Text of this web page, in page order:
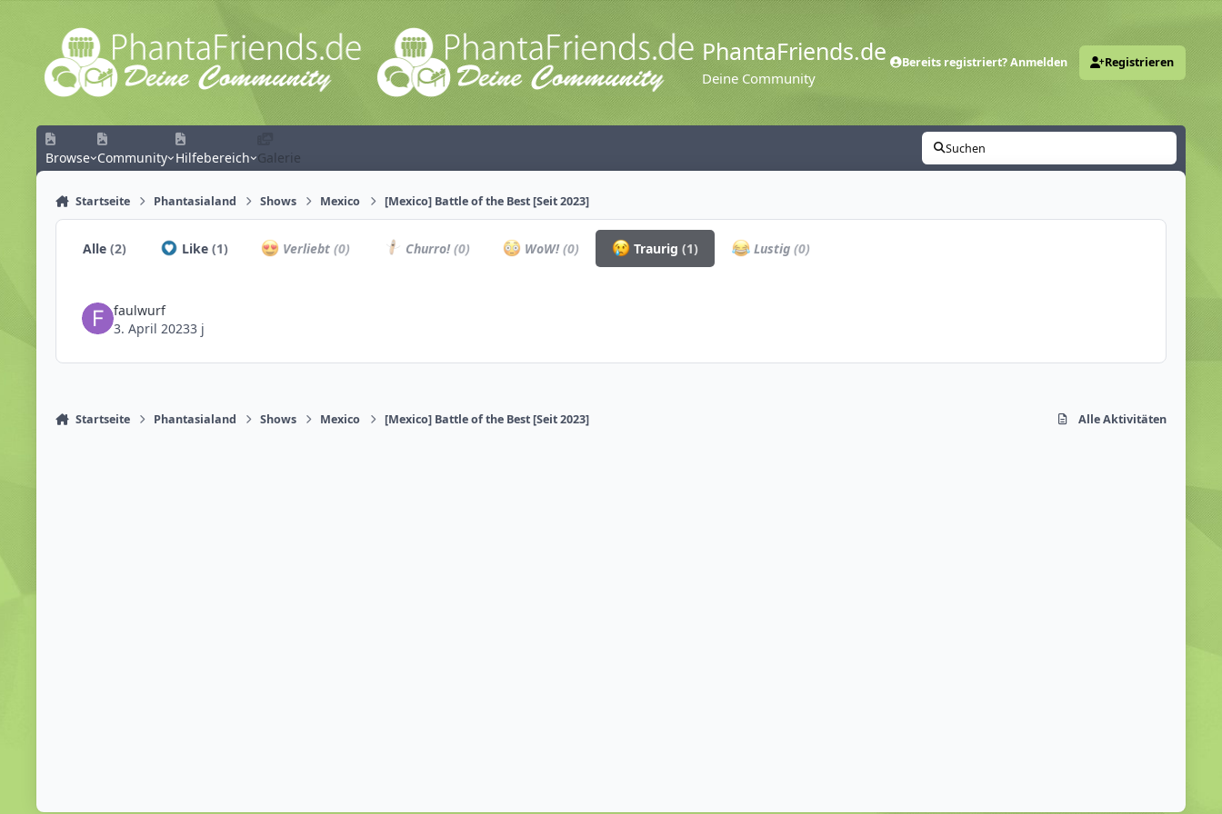
Zum Inhalt springen
PhantaFriends.de
Deine Community
Bereits registriert? Anmelden Registrieren
Browse Community Hilfebereich Galerie
Suchen
Startseite Phantasialand Shows Mexico [Mexico] Battle of the Best [Seit 2023]
Alle(2) Like (1) Verliebt(0) Churro!(0) WoW!(0) Traurig(1) Lustig (0)
faulwurf
3. April 20233 j
Startseite Phantasialand Shows Mexico [Mexico] Battle of the Best [Seit 2023] Alle Aktivitäten